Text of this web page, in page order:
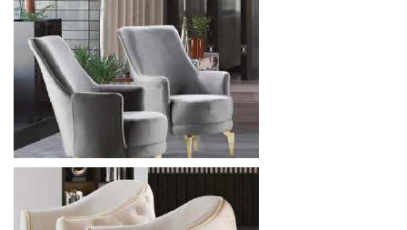
SIGNAL PHILIPS КРЕСЛО
от 7056р.
МЯГКАЯ МЕБЕЛЬ NIDONA ISTANBUL - КРЕСЛО